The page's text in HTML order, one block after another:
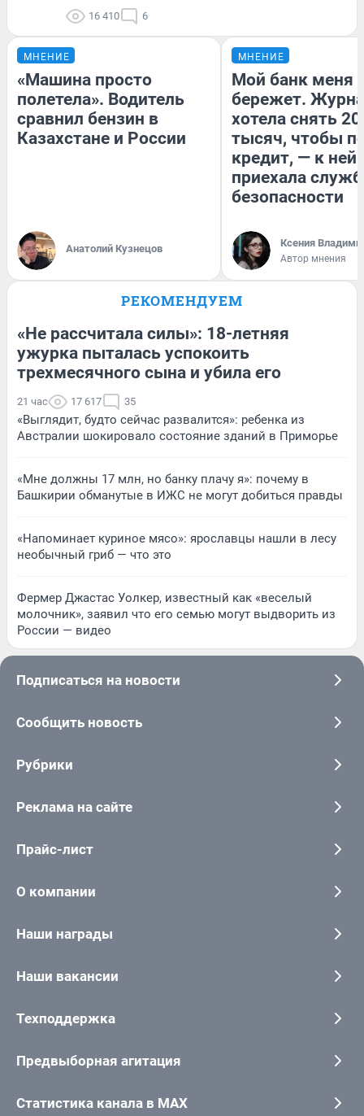
16 410 6
МНЕНИЕ
«Машина просто
полетела». Водитель
сравнил бензин в
Казахстане и России
Анатолий Кузнецов
МНЕНИЕ
Мой банк меня
бережет.
хотела снять
тысяч, чтобы
кредит, — к
приехала
безопасности
Ксения
Автор мнения
РЕКОМЕНДУЕМ
«Не рассчитала силы»: 18-летняя
ужурка пыталась успокоить
трехмесячного сына и убила его
21 час 17 617 35
«Выглядит, будто сейчас развалится»: ребенка из
Австралии шокировало состояние зданий в Приморье
«Мне должны 17 млн, но банку плачу я»: почему в
Башкирии обманутые в ИЖС не могут добиться правды
«Напоминает куриное мясо»: ярославцы нашли в лесу
необычный гриб — что это
Фермер Джастас Уолкер, известный как «веселый
молочник», заявил что его семью могут выдворить из
России — видео
Подписаться на новости
Сообщить новость
Рубрики
Реклама на сайте
Прайс-лист
О компании
Наши награды
Наши вакансии
Техподдержка
Предвыборная агитация
Статистика канала в MAX